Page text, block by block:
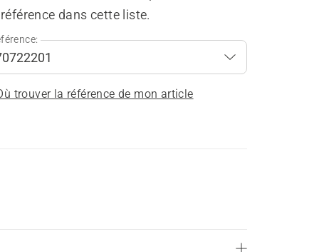
dans cette liste.
trouver la référence de mon article